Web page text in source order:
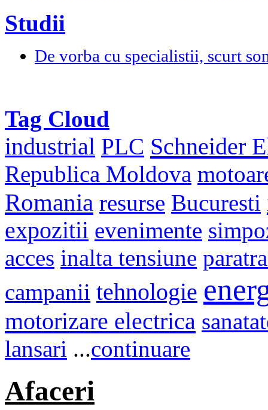
Studii
De vorba cu specialistii, scurt
Tag Cloud
industrial PLC Schneider
Republica Moldova
Romania resurse Bucuresti
expozitii evenimente
acces inalta tensiune
campanii tehnologie
motorizare electrica
lansari ...continuare
Afaceri